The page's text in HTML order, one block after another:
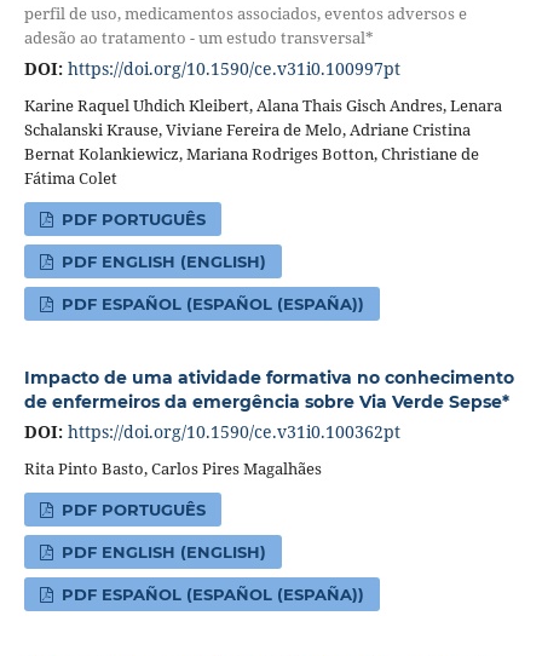
perfil de uso, medicamentos associados, eventos adversos e
adesão ao tratamento - um estudo transversal*
DOI: https://doi.org/10.1590/ce.v31i0.100997pt
Karine Raquel Uhdich Kleibert, Alana Thais Gisch Andres, Lenara
Schalanski Krause, Viviane Fereira de Melo, Adriane Cristina
Bernat Kolankiewicz, Mariana Rodriges Botton, Christiane de
Fátima Colet
PDF PORTUGUÊS
PDF ENGLISH (ENGLISH)
PDF ESPAÑOL (ESPAÑOL (ESPAÑA))
Impacto de uma atividade formativa no conhecimento
de enfermeiros da emergência sobre Via Verde Sepse*
DOI: https://doi.org/10.1590/ce.v31i0.100362pt
Rita Pinto Basto, Carlos Pires Magalhães
PDF PORTUGUÊS
PDF ENGLISH (ENGLISH)
PDF ESPAÑOL (ESPAÑOL (ESPAÑA))